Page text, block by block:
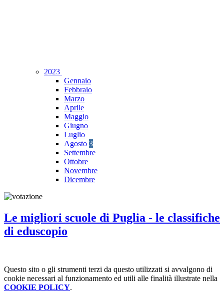
2023
Gennaio
Febbraio
Marzo
Aprile
Maggio
Giugno
Luglio
Agosto 3
Settembre
Ottobre
Novembre
Dicembre
Le migliori scuole di Puglia - le classifiche
di eduscopio
Questo sito o gli strumenti terzi da questo utilizzati si avvalgono di
cookie necessari al funzionamento ed utili alle finalità illustrate nella
COOKIE POLICY.